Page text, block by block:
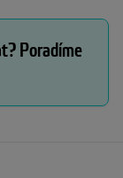
Poradíme